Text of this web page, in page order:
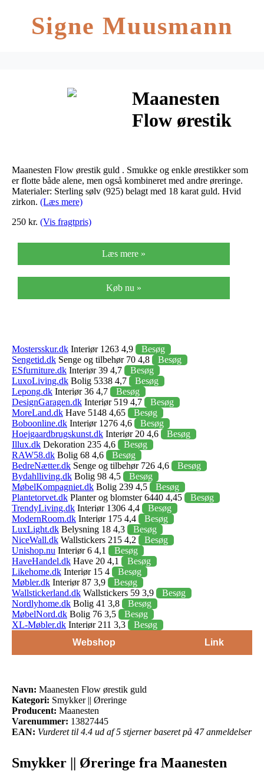
Signe Muusmann
Maanesten
Flow ørestik
Maanesten Flow ørestik guld . Smukke og enkle ørestikker som
er flotte både alene, men også kombineret med andre øreringe.
Materialer: Sterling sølv (925) belagt med 18 karat guld. Hvid
zirkon. (Læs mere)
250 kr. (Vis fragtpris)
Læs mere »
Køb nu »
Mostersskur.dk Interiør 1263 4,9
Besøg
Sengetid.dk Senge og tilbehør 70 4,8
Besøg
ESfurniture.dk Interiør 39 4,7
Besøg
LuxoLiving.dk Bolig 5338 4,7
Besøg
Lepong.dk Interiør 36 4,7
Besøg
DesignGaragen.dk Interiør 519 4,7
Besøg
MoreLand.dk Have 5148 4,65
Besøg
Boboonline.dk Interiør 1276 4,6
Besøg
Hoejgaardbrugskunst.dk Interiør 20 4,6
Besøg
Illux.dk Dekoration 235 4,6
Besøg
RAW58.dk Bolig 68 4,6
Besøg
BedreNætter.dk Senge og tilbehør 726 4,6
Besøg
Bydahlliving.dk Bolig 98 4,5
Besøg
MøbelKompagniet.dk Bolig 239 4,5
Besøg
Plantetorvet.dk Planter og blomster 6440 4,45
Besøg
TrendyLiving.dk Interiør 1306 4,4
Besøg
ModernRoom.dk Interiør 175 4,4
Besøg
LuxLight.dk Belysning 18 4,3
Besøg
NiceWall.dk Wallstickers 215 4,2
Besøg
Unishop.nu Interiør 6 4,1
Besøg
HaveHandel.dk Have 20 4,1
Besøg
Likehome.dk Interiør 15 4
Besøg
Møbler.dk Interiør 87 3,9
Besøg
Wallstickerland.dk Wallstickers 59 3,9
Besøg
Nordlyhome.dk Bolig 41 3,8
Besøg
MøbelNord.dk Bolig 76 3,5
Besøg
XL-Møbler.dk Interiør 211 3,3
Besøg
Webshop
Link
Navn: Maanesten Flow ørestik guld
Kategori: Smykker || Øreringe
Producent: Maanesten
Varenummer: 13827445
EAN: Vurderet til 4.4 ud af 5 stjerner baseret på 47 anmeldelser
Smykker || Øreringe fra Maanesten